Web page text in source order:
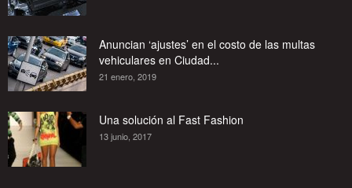
Anuncian ‘ajustes’ en el costo de las multas
vehiculares en Ciudad...
21 enero, 2019
Una solución al Fast Fashion
13 junio, 2017